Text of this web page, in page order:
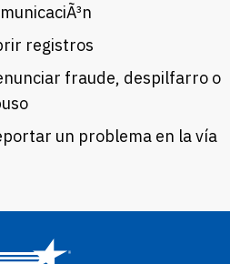
registros
fraude, despilfarro o
un problema en la vía